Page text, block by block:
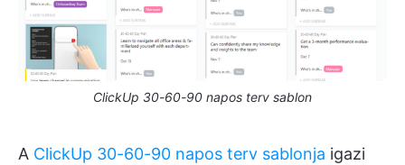
ClickUp 30-60-90 napos terv sablon
A ClickUp 30-60-90 napos terv sablonja igazi